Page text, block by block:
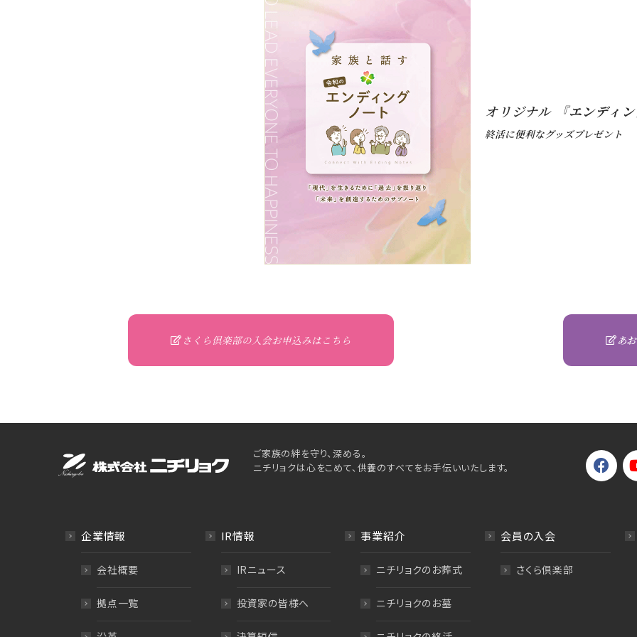
オリジナル 『エンディ
終活に便利なグッズプレゼント
さくら倶楽部の入会お申込みはこちら あ
ご家族の絆を守り、深める。
ニチリョクは心をこめて、供養のすべてをお手伝いいたします。
企業情報
会社概要
拠点一覧
IR情報
IRニュース
投資家の皆様へ
事業紹介
ニチリョクのお葬式
ニチリョクのお墓
会員の入会
さくら倶楽部